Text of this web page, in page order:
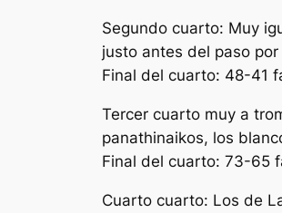
Segundo cuarto: Muy
justo antes del paso
Final del cuarto: 48-41
Tercer cuarto muy a
panathinaikos, los
Final del cuarto: 73-65
Cuarto cuarto: Los de